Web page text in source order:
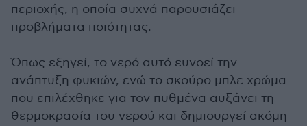
περιοχής, η οποία συχνά παρουσιάζει
προβλήματα ποιότητας.
Όπως εξηγεί, το νερό αυτό ευνοεί την
ανάπτυξη φυκιών, ενώ το σκούρο μπλε χρώμα
που επιλέχθηκε για τον πυθμένα αυξάνει τη
θερμοκρασία του νερού και δημιουργεί ακόμη